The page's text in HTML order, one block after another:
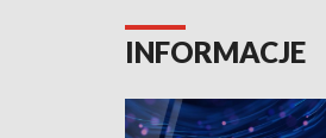
INFORMACJE